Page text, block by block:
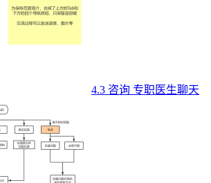
4.3 咨询 专职医生聊天